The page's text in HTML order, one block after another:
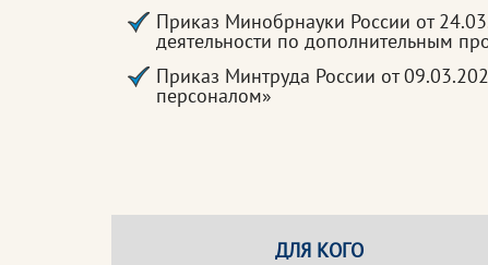
Приказ Минобрнауки России от
деятельности по дополнительным
Приказ Минтруда России от
персоналом»
ДЛЯ КОГО